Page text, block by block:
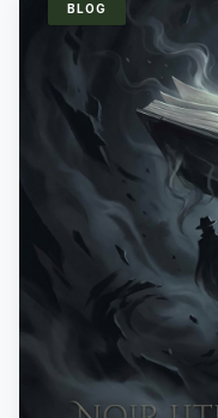
BLOG